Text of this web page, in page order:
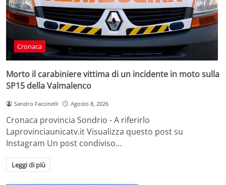
Cronaca
Morto il carabiniere vittima di un incidente in moto sulla
SP15 della Valmalenco
Sandro Faccinelli Agosto 8, 2026
Cronaca provincia Sondrio - A riferirlo
Laprovinciaunicatv.it Visualizza questo post su
Instagram Un post condiviso…
Leggi di più